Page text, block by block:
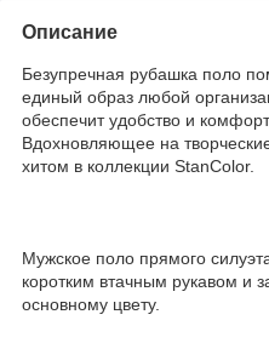
Описание
Безупречная рубашка поло
единый образ любой
обеспечит удобство и
Вдохновляющее на
хитом в коллекции StanColor.
Мужское поло прямого
коротким втачным рукавом и
основному цвету.